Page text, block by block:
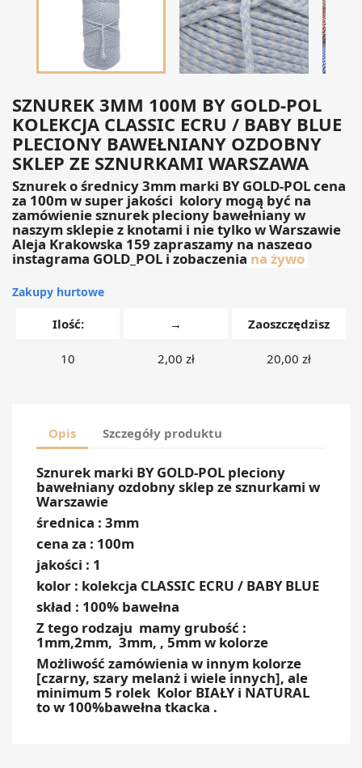
SZNUREK 3MM 100M BY GOLD-POL
KOLEKCJA CLASSIC ECRU / BABY BLUE
PLECIONY BAWEŁNIANY OZDOBNY
SKLEP ZE SZNURKAMI WARSZAWA
Sznurek o średnicy 3mm marki BY GOLD-POL cena
za 100m w super jakości kolory mogą być na
zamówienie sznurek pleciony bawełniany w
naszym sklepie z knotami i nie tylko w Warszawie
Aleja Krakowska 159 zapraszamy na naszego
instagrama GOLD_POL i zobaczenia na żywo
Zakupy hurtowe
Ilość: → Zaoszczędzisz
10 2,00 zł 20,00 zł
Opis Szczegóły produktu
Sznurek marki BY GOLD-POL pleciony
bawełniany ozdobny sklep ze sznurkami w
Warszawie
średnica : 3mm
cena za : 100m
jakości : 1
kolor : kolekcja CLASSIC ECRU / BABY BLUE
skład : 100% bawełna
Z tego rodzaju mamy grubość :
1mm,2mm, 3mm, , 5mm w kolorze
Możliwość zamówienia w innym kolorze
[czarny, szary melanż i wiele innych], ale
minimum 5 rolek Kolor BIAŁY i NATURAL
to w 100%bawełna tkacka .